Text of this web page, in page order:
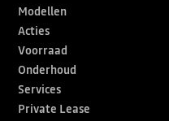
Modellen
Acties
Voorraad
Onderhoud
Services
Private Lease